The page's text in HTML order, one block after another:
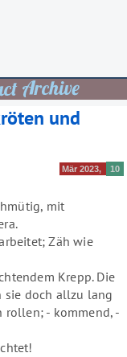
und
Mär 2023 10
mit
Zäh wie
Krepp. Die
sie doch allzu lang
rollen; - kommend, -